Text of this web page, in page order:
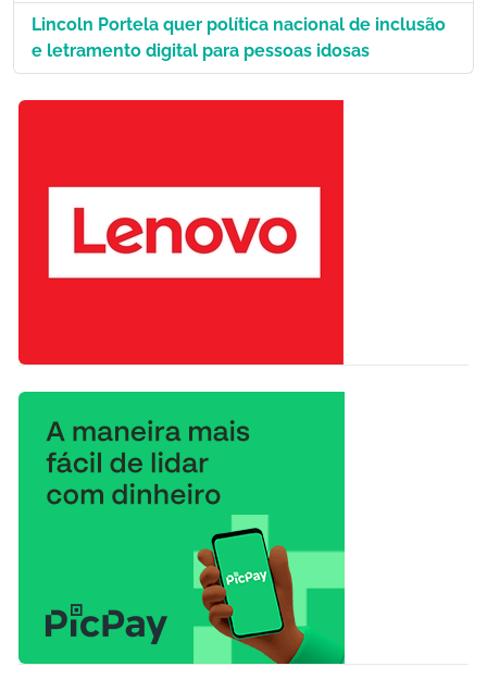
Lincoln Portela quer política nacional de inclusão
e letramento digital para pessoas idosas